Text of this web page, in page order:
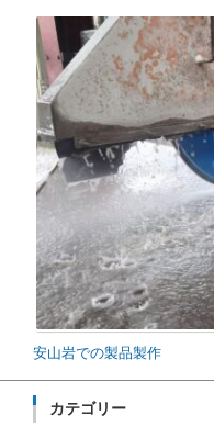
安山岩での製品製作
カテゴリー